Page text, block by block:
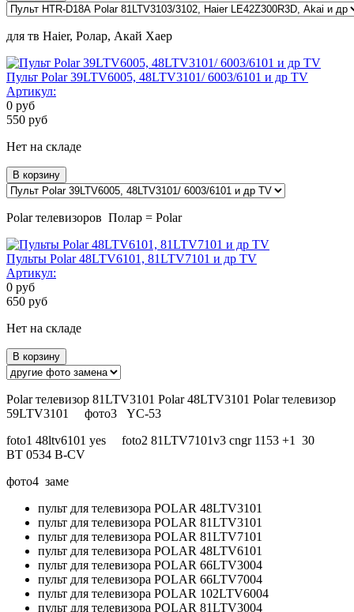
для тв Haier, Ролар, Акай Хаер
Пульт Polar 39LTV6005, 48LTV3101/ 6003/6101 и др TV
Артикул:
0 руб
550 руб
Нет на складе
В корзину
Polar телевизоров Полар = Polar
Пульты Polar 48LTV6101, 81LTV7101 и др TV
Артикул:
0 руб
650 руб
Нет на складе
В корзину
Polar телевизор 81LTV3101 Polar 48LTV3101 Polar телевизор
59LTV3101 фото3 YC-53
foto1 48ltv6101 yes foto2 81LTV7101v3 cngr 1153 +1 30
BT 0534 B-CV
фото4 заме
пульт для телевизора POLAR 48LTV3101
пульт для телевизора POLAR 81LTV3101
пульт для телевизора POLAR 81LTV7101
пульт для телевизора POLAR 48LTV6101
пульт для телевизора POLAR 66LTV3004
пульт для телевизора POLAR 66LTV7004
пульт для телевизора POLAR 102LTV6004
пульт для телевизора POLAR 81LTV3004